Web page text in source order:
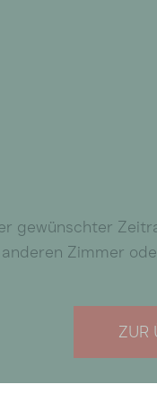
gewünschter
anderen Zimmer
ZUR